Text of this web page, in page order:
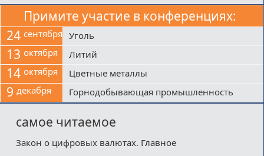
Примите участие в конференциях:
24 сентября Уголь
13 октября Литий
14 октября Цветные металлы
9 декабря Горнодобывающая промышленность
самое читаемое
Закон о цифровых валютах. Главное